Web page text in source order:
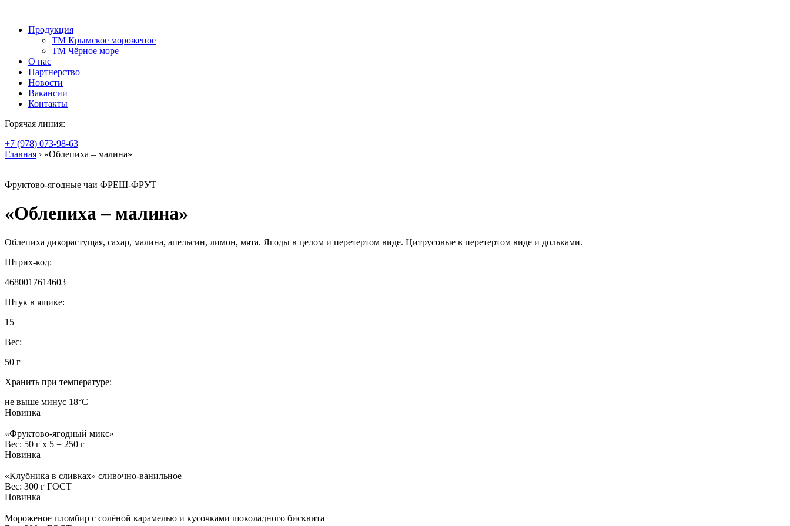
Продукция
TM Крымское мороженое
TM Чёрное море
О нас
Партнерство
Новости
Вакансии
Контакты
Горячая линия:
+7 (978) 073-98-63
Главная › «Облепиха – малина»
Фруктово-ягодные чаи ФРЕШ-ФРУТ
«Облепиха – малина»
Облепиха дикорастущая, сахар, малина, апельсин, лимон, мята. Ягоды в целом и перетертом виде. Цитрусовые в перетертом виде и дольками.
Штрих-код:
4680017614603
Штук в ящике:
15
Вес:
50 г
Хранить при температуре:
не выше минус 18°С
Новинка
«Фруктово-ягодный микс»
Вес: 50 г х 5 = 250 г
Новинка
«Клубника в сливках» сливочно-ванильное
Вес: 300 г ГОСТ
Новинка
Мороженое пломбир с солёной карамелью и кусочками шоколадного бисквита